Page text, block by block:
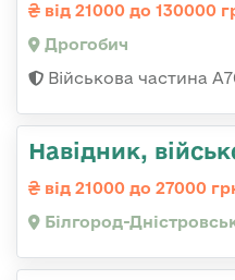
від 21000 до 130000
Дрогобич
Військова частина
Навідник,
від 21000 до 27000
Білгород-